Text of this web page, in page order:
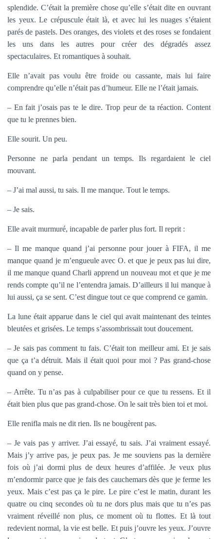
splendide. C’était la première chose qu’elle s’était dite en ouvrant
les yeux. Le crépuscule était là, et avec lui les nuages s’étaient
parés de pastels. Des oranges, des violets et des roses se fondaient
les uns dans les autres pour créer des dégradés assez
spectaculaires. Et romantiques à souhait.
Elle n’avait pas voulu être froide ou cassante, mais lui faire
comprendre qu’elle n’était pas d’humeur. Elle ne l’était jamais.
– En fait j’osais pas te le dire. Trop peur de ta réaction. Content
que tu le prennes bien.
Elle sourit. Un peu.
Personne ne parla pendant un temps. Ils regardaient le ciel
mouvant.
– J’ai mal aussi, tu sais. Il me manque. Tout le temps.
– Je sais.
Elle avait murmuré, incapable de parler plus fort. Il reprit :
– Il me manque quand j’ai personne pour jouer à FIFA, il me
manque quand je m’engueule avec O. et que je peux pas lui dire,
il me manque quand Charli apprend un nouveau mot et que je me
rends compte qu’il ne l’entendra jamais. D’ailleurs il lui manque à
lui aussi, ça se sent. C’est dingue tout ce que comprend ce gamin.
La lune était apparue dans le ciel qui avait maintenant des teintes
bleutées et grisées. Le temps s’assombrissait tout doucement.
– Je sais pas comment tu fais. C’était ton meilleur ami. Et je sais
que ça t’a détruit. Mais il était quoi pour moi ? Pas grand-chose
quand on y pense.
– Arrête. Tu n’as pas à culpabiliser pour ce que tu ressens. Et il
était bien plus que pas grand-chose. On le sait très bien toi et moi.
Elle renifla mais ne dit rien. Ils ne bougèrent pas.
– Je vais pas y arriver. J’ai essayé, tu sais. J’ai vraiment essayé.
Mais j’y arrive pas, je peux pas. Je me souviens pas la dernière
fois où j’ai dormi plus de deux heures d’affilée. Je veux plus
m’endormir parce que je fais des cauchemars dès que je ferme les
yeux. Mais c’est pas ça le pire. Le pire c’est le matin, durant les
quatre ou cinq secondes où tu ne dors plus mais que tu n’es pas
vraiment réveillé non plus, ce moment où tu flottes. Et là tout
redevient normal, la vie est belle. Et puis j’ouvre les yeux. J’ouvre